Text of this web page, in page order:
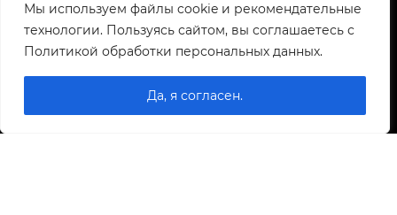
Мы используем файлы cookie и рекомендательные
технологии. Пользуясь сайтом, вы соглашаетесь с
Политикой обработки персональных данных.
Да, я согласен.
© 1998-2025
0